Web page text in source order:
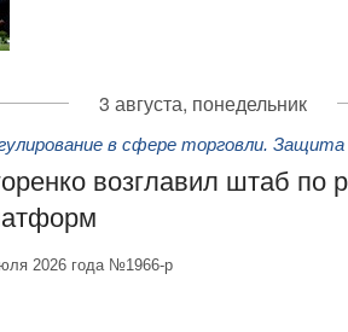
3 августа, понедельник
в сфере торговли.
возглавил штаб по
2026 года №1966-р